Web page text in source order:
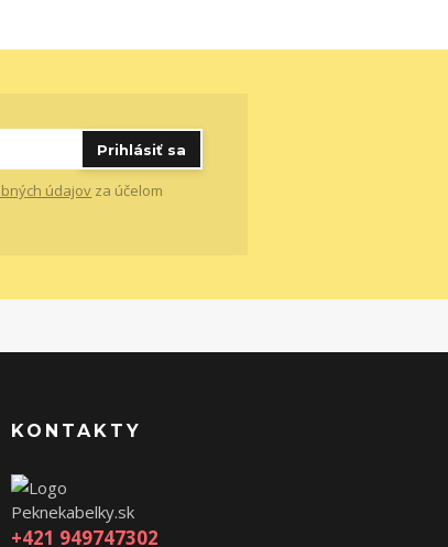
Prihlásiť sa
údajov za účelom
KONTAKTY
Peknekabelky.sk
+421 949747302